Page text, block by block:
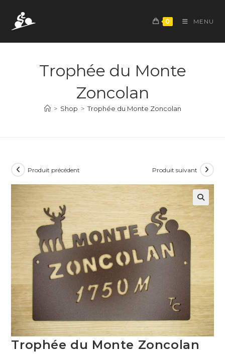
content
0 MENU
Trophée du Monte
Zoncolan
> Shop > Trophée du Monte Zoncolan
Produit précédent Produit suivant
Trophée du Monte Zoncolan